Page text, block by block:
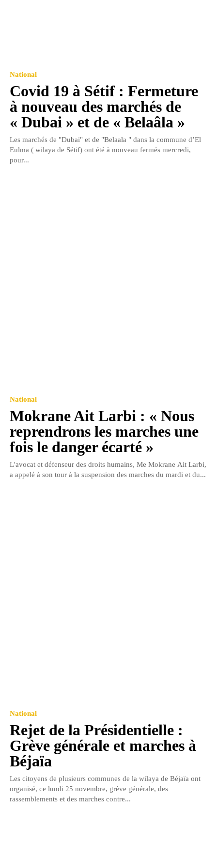
National
Covid 19 à Sétif : Fermeture
à nouveau des marchés de
« Dubai » et de « Belaâla »
Les marchés de "Dubai" et de "Belaala " dans la commune d’El
Eulma ( wilaya de Sétif) ont été à nouveau fermés mercredi,
pour...
National
Mokrane Ait Larbi : « Nous
reprendrons les marches une
fois le danger écarté »
L'avocat et défenseur des droits humains, Me Mokrane Ait Larbi,
a appelé à son tour à la suspension des marches du mardi et du...
National
Rejet de la Présidentielle :
Grève générale et marches à
Béjaïa
Les citoyens de plusieurs communes de la wilaya de Béjaïa ont
organisé, ce lundi 25 novembre, grève générale, des
rassemblements et des marches contre...